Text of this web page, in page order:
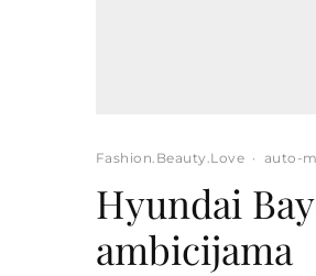
Fashion.Beauty.Love · auto-
Hyundai
ambicijama